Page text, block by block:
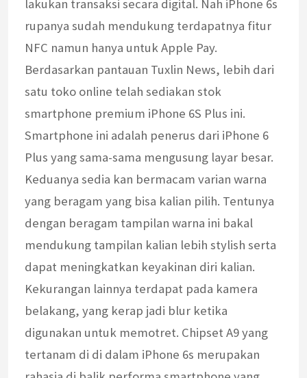
lakukan transaksi secara digital. Nah iPhone 6s
rupanya sudah mendukung terdapatnya fitur
NFC namun hanya untuk Apple Pay.
Berdasarkan pantauan Tuxlin News, lebih dari
satu toko online telah sediakan stok
smartphone premium iPhone 6S Plus ini.
Smartphone ini adalah penerus dari iPhone 6
Plus yang sama-sama mengusung layar besar.
Keduanya sedia kan bermacam varian warna
yang beragam yang bisa kalian pilih. Tentunya
dengan beragam tampilan warna ini bakal
mendukung tampilan kalian lebih stylish serta
dapat meningkatkan keyakinan diri kalian.
Kekurangan lainnya terdapat pada kamera
belakang, yang kerap jadi blur ketika
digunakan untuk memotret. Chipset A9 yang
tertanam di di dalam iPhone 6s merupakan